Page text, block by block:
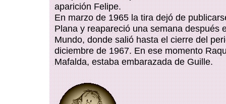
aparición Felipe.
En marzo de 1965 la tira dejó de
Plana y reapareció una semana después
Mundo, donde salió hasta el cierre del
diciembre de 1967. En ese momento
Mafalda, estaba embarazada de Guille.